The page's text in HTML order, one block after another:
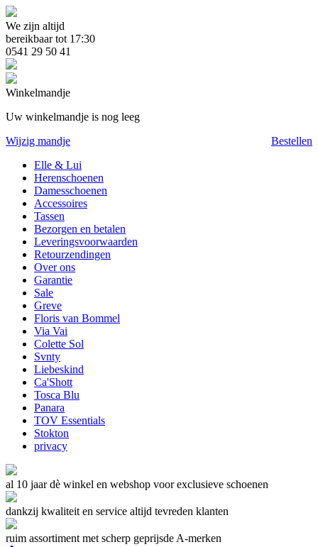
We zijn altijd
bereikbaar tot 17:30
0541 29 50 41
Winkelmandje
Uw winkelmandje is nog leeg
Wijzig mandje
Bestellen
Elle & Lui
Herenschoenen
Damesschoenen
Accessoires
Tassen
Bezorgen en betalen
Leveringsvoorwaarden
Retourzendingen
Over ons
Garantie
Sale
Greve
Floris van Bommel
Via Vai
Colette Sol
Svnty
Liebeskind
Ca'Shott
Tosca Blu
Panara
TOV Essentials
Stokton
privacy
al 10 jaar dè winkel en webshop voor exclusieve schoenen
dankzij kwaliteit en service altijd tevreden klanten
ruim assortiment met scherp geprijsde A-merken